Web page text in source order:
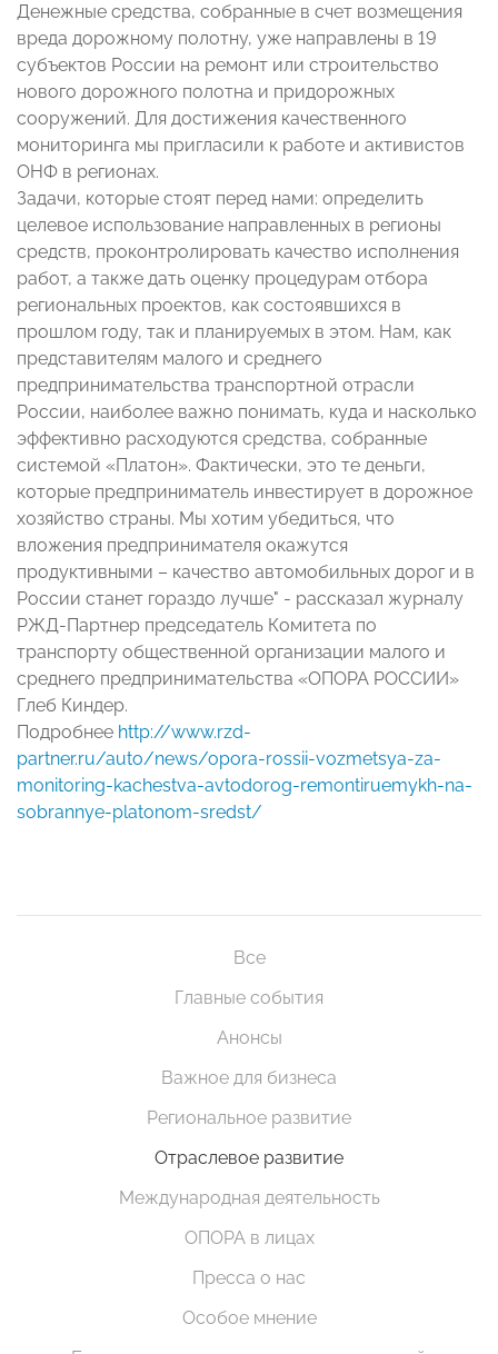
Денежные средства, собранные в счет возмещения
вреда дорожному полотну, уже направлены в 19
субъектов России на ремонт или строительство
нового дорожного полотна и придорожных
сооружений. Для достижения качественного
мониторинга мы пригласили к работе и активистов
ОНФ в регионах.
Задачи, которые стоят перед нами: определить
целевое использование направленных в регионы
средств, проконтролировать качество исполнения
работ, а также дать оценку процедурам отбора
региональных проектов, как состоявшихся в
прошлом году, так и планируемых в этом. Нам, как
представителям малого и среднего
предпринимательства транспортной отрасли
России, наиболее важно понимать, куда и насколько
эффективно расходуются средства, собранные
системой «Платон». Фактически, это те деньги,
которые предприниматель инвестирует в дорожное
хозяйство страны. Мы хотим убедиться, что
вложения предпринимателя окажутся
продуктивными – качество автомобильных дорог и в
России станет гораздо лучше" - рассказал журналу
РЖД-Партнер председатель Комитета по
транспорту общественной организации малого и
среднего предпринимательства «ОПОРА РОССИИ»
Глеб Киндер.
Подробнее http://www.rzd-
partner.ru/auto/news/opora-rossii-vozmetsya-za-
monitoring-kachestva-avtodorog-remontiruemykh-na-
sobrannye-platonom-sredst/
Все
Главные события
Анонсы
Важное для бизнеса
Региональное развитие
Отраслевое развитие
Международная деятельность
ОПОРА в лицах
Пресса о нас
Особое мнение